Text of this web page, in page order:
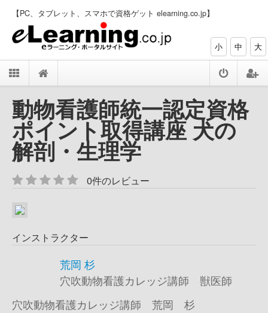
【PC、タブレット、スマホで資格ゲット elearning.co.jp】
小 中 大
動物看護師統一認定資格
ポイント取得講座 犬の
解剖・生理学
0件のレビュー
インストラクター
荒岡 杉
穴吹動物看護カレッジ講師 獣医師
穴吹動物看護カレッジ講師 荒岡 杉